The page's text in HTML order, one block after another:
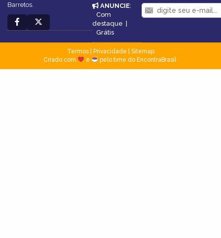
Barretos.
ANUNCIE:
Com
destaque |
Grátis
Termos| Privacidade
Sitemap
Criado com
e pelo time do EncontraBrasil